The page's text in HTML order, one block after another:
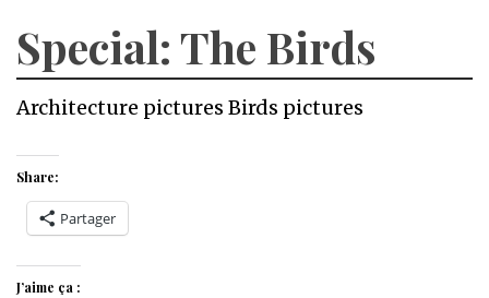
Special: The Birds
Architecture pictures Birds pictures
Share:
Partager
J’aime ça :